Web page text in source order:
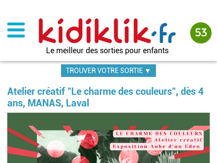
contenu
principal
Le meilleur des sorties pour enfants
TROUVER VOTRE SORTIE ▼
Atelier créatif "Le charme des couleurs", dès 4
ans, MANAS, Laval